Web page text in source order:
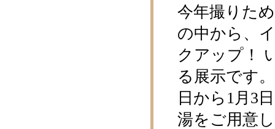
今年撮りた
の中から、
クアップ！
る展示です
日から1月3
湯をご用意